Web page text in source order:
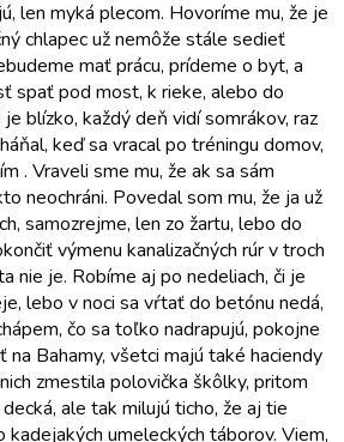
len myká plecom. Hovoríme mu, že je
chlapec už nemôže stále sedieť
mať prácu, prídeme o byt, a
spať pod most, k rieke, alebo do
blízko, každý deň vidí somrákov, raz
keď sa vracal po tréningu domov,
. Vraveli sme mu, že ak sa sám
neochráni. Povedal som mu, že ja už
samozrejme, len zo žartu, lebo do
výmenu kanalizačných rúr v troch
nie je. Robíme aj po nedeliach, či je
lebo v noci sa vŕtať do betónu nedá,
čo sa toľko nadrapujú, pokojne
Bahamy, všetci majú také haciendy
zmestila polovička škôlky, pritom
ale tak milujú ticho, že aj tie
umeleckých táborov. Viem,